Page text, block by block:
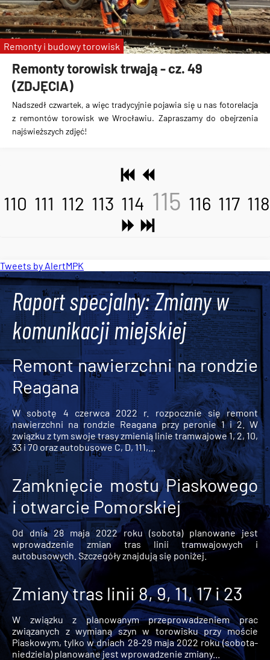
Remonty torowisk trwają - cz. 49
(ZDJĘCIA)
Nadszedł czwartek, a więc tradycyjnie pojawia się u nas fotorelacja
z remontów torowisk we Wrocławiu. Zapraszamy do obejrzenia
najświeższych zdjęć!
Remonty i budowy torowisk
110 111 112 113 114 115 116 117 118
Tweets by AlertMPK
Raport specjalny: Zmiany w
komunikacji miejskiej
Remont nawierzchni na rondzie
Reagana
W sobotę 4 czerwca 2022 r. rozpocznie się remont
nawierzchni na rondzie Reagana przy peronie 1 i 2. W
związku z tym swoje trasy zmienią linie tramwajowe 1, 2, 10,
33 i 70 oraz autobusowe C, D, 111,...
Zamknięcie mostu Piaskowego
i otwarcie Pomorskiej
Od dnia 28 maja 2022 roku (sobota) planowane jest
wprowadzenie zmian tras linii tramwajowych i
autobusowych. Szczegóły znajdują się poniżej.
Zmiany tras linii 8, 9, 11, 17 i 23
W związku z planowanym przeprowadzeniem prac
związanych z wymianą szyn w torowisku przy moście
Piaskowym, tylko w dniach 28-29 maja 2022 roku (sobota-
niedziela) planowane jest wprowadzenie zmiany...